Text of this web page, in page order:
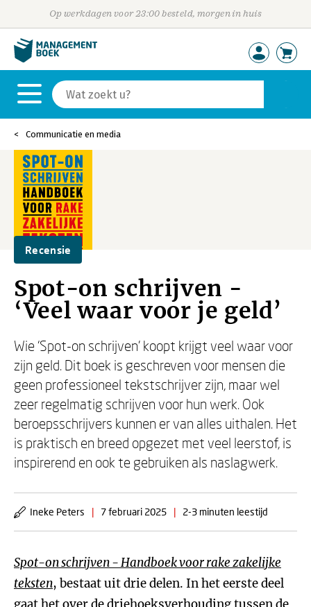
Op werkdagen voor 23:00 besteld, morgen in huis
Communicatie en media
Recensie
Spot-on schrijven -
‘Veel waar voor je geld’
Wie ‘Spot-on schrijven’ koopt krijgt veel waar voor
zijn geld. Dit boek is geschreven voor mensen die
geen professioneel tekstschrijver zijn, maar wel
zeer regelmatig schrijven voor hun werk. Ook
beroepsschrijvers kunnen er van alles uithalen. Het
is praktisch en breed opgezet met veel leerstof, is
inspirerend en ook te gebruiken als naslagwerk.
Ineke Peters | 7 februari 2025 | 2-3 minuten leestijd
Spot-on schrijven - Handboek voor rake zakelijke
teksten, bestaat uit drie delen. In het eerste deel